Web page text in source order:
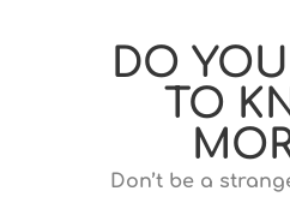
DO
TO
Don’t be a